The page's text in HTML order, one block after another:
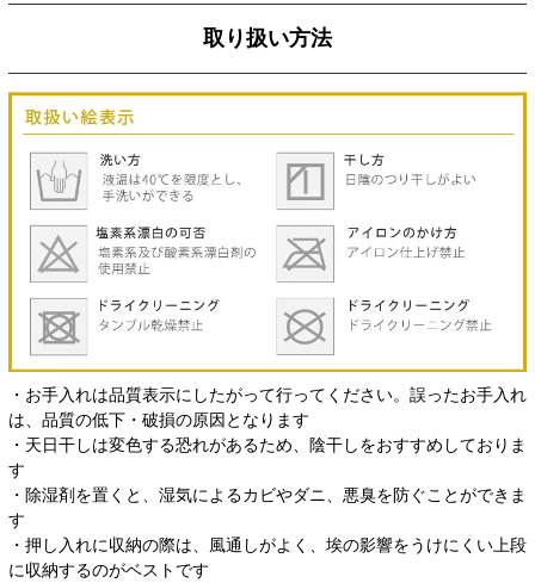
取り扱い方法
・お手入れは品質表示にしたがって行ってください。誤ったお手入れ
は、品質の低下・破損の原因となります
・天日干しは変色する恐れがあるため、陰干しをおすすめしておりま
す
・除湿剤を置くと、湿気によるカビやダニ、悪臭を防ぐことができま
す
・押し入れに収納の際は、風通しがよく、埃の影響をうけにくい上段
に収納するのがベストです